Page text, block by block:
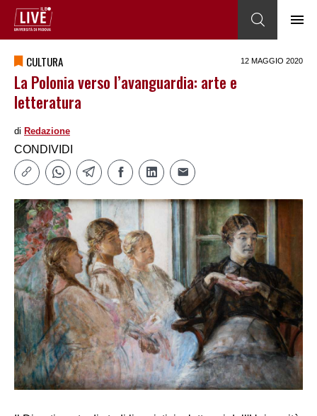
CULTURA 12 MAGGIO 2020
La Polonia verso l’avanguardia: arte e
letteratura
di Redazione
CONDIVIDI